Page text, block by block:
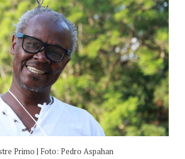
Primo | Foto: Pedro Aspahan